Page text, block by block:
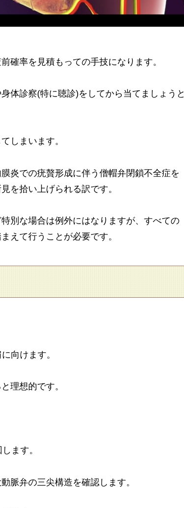
確率を見積もっての手技になります。
体診察(特に聴診)をしてから当てましょうと
しまいます。
炎での疣贅形成に伴う僧帽弁閉鎖不全症を
を拾い上げられる訳です。
別な場合は例外にはなりますが、すべての
えて行うことが必要です。
向けます。
理想的です。
ます。
脈弁の三尖構造を確認します。